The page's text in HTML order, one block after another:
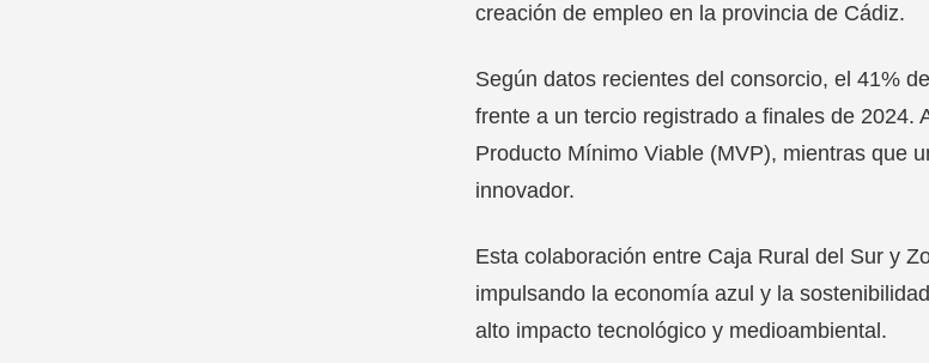
creación de empleo en la provincia de Cádiz.
Según datos recientes del consorcio, el 41%
frente a un tercio registrado a finales de 2024.
Producto Mínimo Viable (MVP), mientras que
innovador.
Esta colaboración entre Caja Rural del Sur y
impulsando la economía azul y la
alto impacto tecnológico y medioambiental.